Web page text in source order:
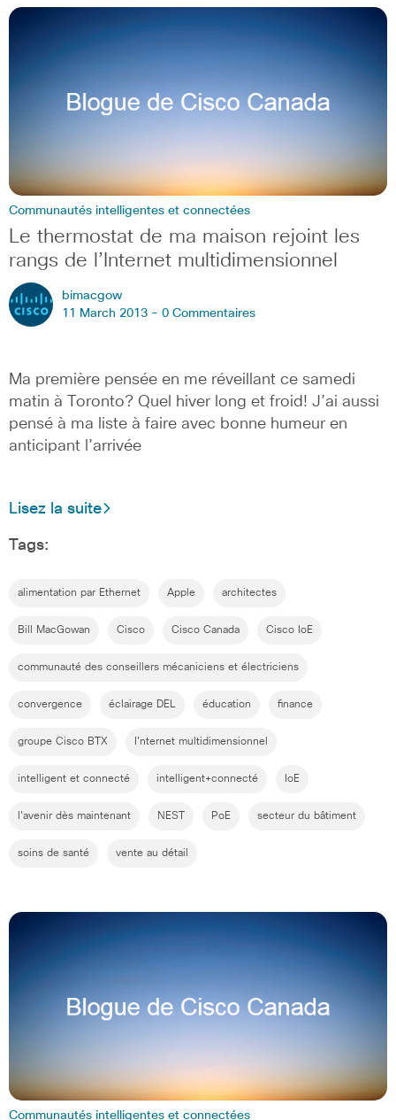
Communautés intelligentes et connectées
Le thermostat de ma maison rejoint les
rangs de l’Internet multidimensionnel
bimacgow
11 March 2013 - 0 Commentaires
Ma première pensée en me réveillant ce samedi
matin à Toronto? Quel hiver long et froid! J’ai aussi
pensé à ma liste à faire avec bonne humeur en
anticipant l’arrivée
Lisez la suite
Tags:
alimentation par Ethernet Apple architectes
Bill MacGowan Cisco Cisco Canada Cisco IoE
communauté des conseillers mécaniciens et électriciens
convergence éclairage DEL éducation finance
groupe Cisco BTX I'nternet multidimensionnel
intelligent et connecté intelligent+connecté IoE
l'avenir dès maintenant NEST PoE secteur du bâtiment
soins de santé vente au détail
Communautés intelligentes et connectées